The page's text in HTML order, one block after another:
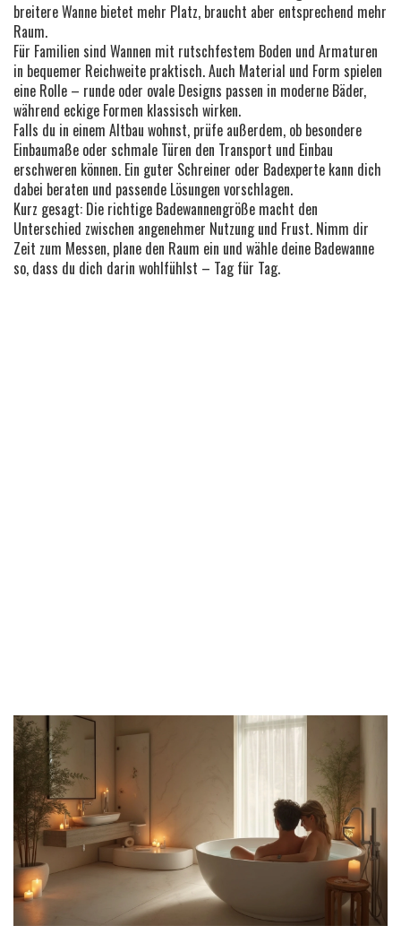
breitere Wanne bietet mehr Platz, braucht aber entsprechend mehr
Raum.
Für Familien sind Wannen mit rutschfestem Boden und Armaturen
in bequemer Reichweite praktisch. Auch Material und Form spielen
eine Rolle – runde oder ovale Designs passen in moderne Bäder,
während eckige Formen klassisch wirken.
Falls du in einem Altbau wohnst, prüfe außerdem, ob besondere
Einbaumaße oder schmale Türen den Transport und Einbau
erschweren können. Ein guter Schreiner oder Badexperte kann dich
dabei beraten und passende Lösungen vorschlagen.
Kurz gesagt: Die richtige Badewannengröße macht den
Unterschied zwischen angenehmer Nutzung und Frust. Nimm dir
Zeit zum Messen, plane den Raum ein und wähle deine Badewanne
so, dass du dich darin wohlfühlst – Tag für Tag.